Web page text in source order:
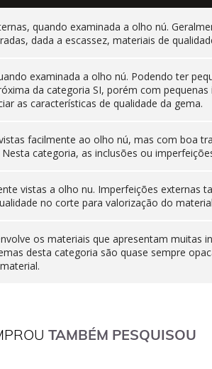
quando examinada a olho nú.
dada a escassez, materiais de
examinada a olho nú. Podendo ter
da categoria SI, porém com
as características de qualidade da gema.
facilmente ao olho nú, mas com boa
categoria, as inclusões ou
vistas a olho nu. Imperfeições
no corte para valorização do
os materiais que apresentam muitas
desta categoria são quase sempre
TAMBÉM PESQUISOU